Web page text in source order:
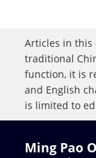
Articles in this
traditional
function, it is
and English
is limited to
Ming Pao